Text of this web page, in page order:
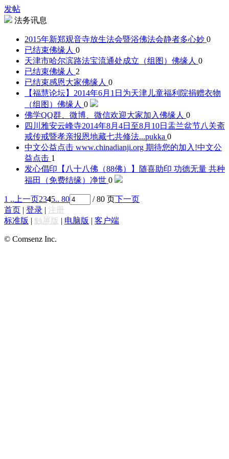
发帖
法务讯息
2015年新郑观音寺放生法会暨浴佛法会静者多心妙 0
已结束佛缘人 0
天津市哈尔滨路法宝流通处成立（组图） 佛缘人 0
已结束佛缘人 2
已结束感恩大家佛缘人 0
【福慧论坛】2014年6月1日为天津儿童福利院捐赠衣物
（组图） 佛缘人 0
佛学QQ群、微博、微信欢迎大家加入佛缘人 0
四川雅安云峰寺2014年8月4日至8月10日盂兰盆节八关斋
戒传戒暨孝亲报恩地藏七共修法...pukka 0
中文公益点击 www.chinadianji.org 期待您的加入!中文公
益点击 1
发心倡印【八十八佛（88佛）】随喜助印 功德无量 共种
福田（免费结缘） 净世 0
1 .. 上一页2345.. 80 / 80 页下一页
首页 | 登录 | 注册
标准版 | 触屏版 | 电脑版 | 客户端
© Comsenz Inc.